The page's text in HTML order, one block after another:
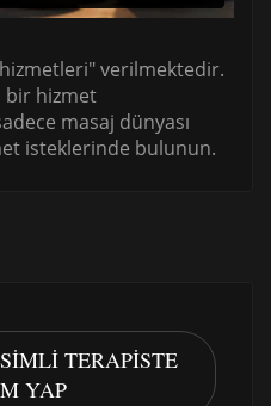
verilmektedir.
bir hizmet
masaj dünyası
isteklerinde bulunun.
TERAPISTE
YAP